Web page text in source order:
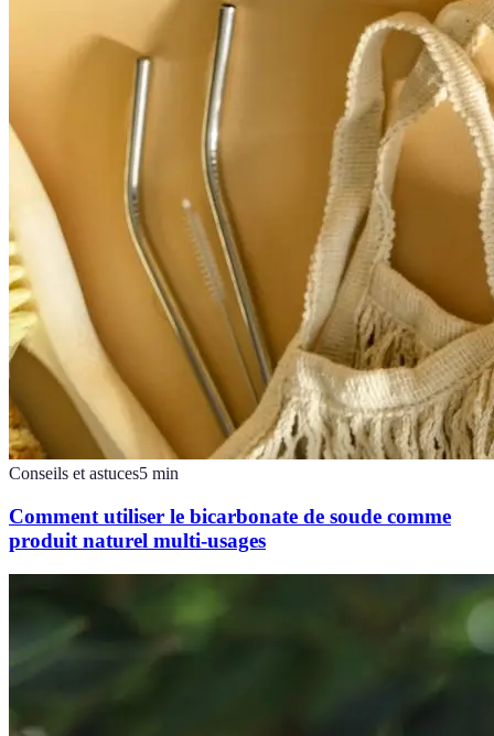
Conseils et astuces5 min
Comment utiliser le bicarbonate de soude comme
produit naturel multi-usages